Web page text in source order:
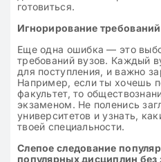
готовиться.
Игнорирование требований
Еще одна ошибка — это
требований вузов. Каждый
для поступления, и важно
Например, если ты хочешь
факультет, то
экзаменом. Не поленись
университетов и узнать,
твоей специальности.
Слепое следование
популярных дисциплин без